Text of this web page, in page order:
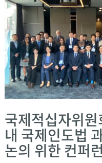
국제적십자위
내 국제인도법
논의 위한 컨퍼